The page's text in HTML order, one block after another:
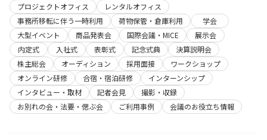
プロジェクトオフィス
レンタルオフィス
事務所移転に伴う一時利用
荷物保管・倉庫利用
学会
大型イベント
商品発表会 国際会議・MICE
展示会
内定式
入社式 表彰式 記念式典
決算説明会
株主総会
オーディション 採用面接
ワークショップ
オンライン研修
合宿・宿泊研修
インターンシップ
インタビュー・取材
記者会見
撮影・収録
お別れの会・法要・偲ぶ会
ご利用事例 会議のお役立ち情報